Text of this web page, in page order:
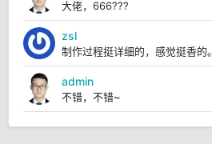
大佬，666???
zsl
制作过程挺详细的，感觉挺香的。
admin
不错，不错~